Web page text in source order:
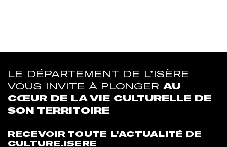
LE DÉPARTEMENT DE L’ISÈRE
VOUS INVITE À PLONGER AU
CŒUR DE LA VIE CULTURELLE DE
SON TERRITOIRE
RECEVOIR TOUTE L'ACTUALITÉ DE
CULTURE.ISERE